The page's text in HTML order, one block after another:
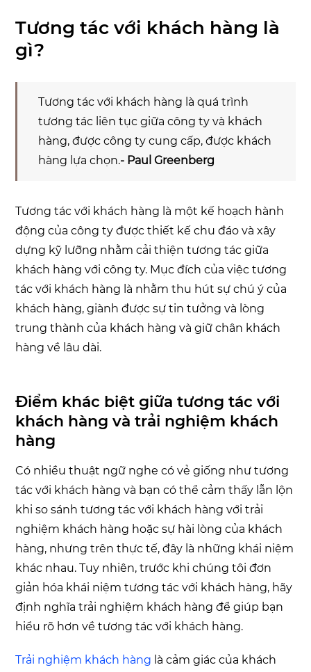
Tương tác với khách hàng là
gì?
Tương tác với khách hàng là quá trình
tương tác liên tục giữa công ty và khách
hàng, được công ty cung cấp, được khách
hàng lựa chọn.- Paul Greenberg
Tương tác với khách hàng là một kế hoạch hành
động của công ty được thiết kế chu đáo và xây
dựng kỹ lưỡng nhằm cải thiện tương tác giữa
khách hàng với công ty. Mục đích của việc tương
tác với khách hàng là nhằm thu hút sự chú ý của
khách hàng, giành được sự tin tưởng và lòng
trung thành của khách hàng và giữ chân khách
hàng về lâu dài.
Điểm khác biệt giữa tương tác với
khách hàng và trải nghiệm khách
hàng
Có nhiều thuật ngữ nghe có vẻ giống như tương
tác với khách hàng và bạn có thể cảm thấy lẫn lộn
khi so sánh tương tác với khách hàng với trải
nghiệm khách hàng hoặc sự hài lòng của khách
hàng, nhưng trên thực tế, đây là những khái niệm
khác nhau. Tuy nhiên, trước khi chúng tôi đơn
giản hóa khái niệm tương tác với khách hàng, hãy
định nghĩa trải nghiệm khách hàng để giúp bạn
hiểu rõ hơn về tương tác với khách hàng.
Trải nghiệm khách hàng là cảm giác của khách